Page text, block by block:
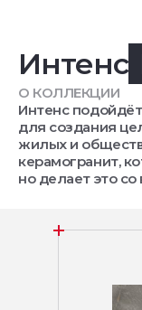
Интенс
О КОЛЛЕКЦИИ
Интенс
для создания
жилых и
керамогранит,
но делает это со